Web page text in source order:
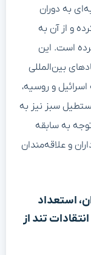
به دوران
و از آن به
است. این
بین‌المللی
اسرائیل و روسیه،
سبز نیز به
به سابقه
و علاقه‌مندان
استعداد
تند از